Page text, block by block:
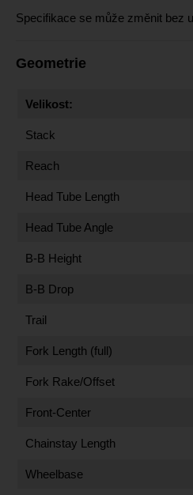
Specifikace se může změnit bez
Geometrie
Velikost:
Stack
Reach
Head Tube Length
Head Tube Angle
B-B Height
B-B Drop
Trail
Fork Length (full)
Fork Rake/Offset
Front-Center
Chainstay Length
Wheelbase